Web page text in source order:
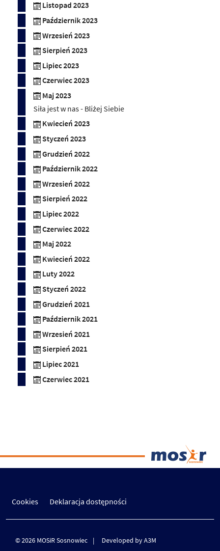
Listopad 2023
Październik 2023
Wrzesień 2023
Sierpień 2023
Lipiec 2023
Czerwiec 2023
Maj 2023
Siła jest w nas - Bliżej Siebie
Kwiecień 2023
Styczeń 2023
Grudzień 2022
Październik 2022
Wrzesień 2022
Sierpień 2022
Lipiec 2022
Czerwiec 2022
Maj 2022
Kwiecień 2022
Luty 2022
Styczeń 2022
Grudzień 2021
Październik 2021
Wrzesień 2021
Sierpień 2021
Lipiec 2021
Czerwiec 2021
Cookies Deklaracja dostępności
© 2026 MOSiR Sosnowiec Developed by A3M